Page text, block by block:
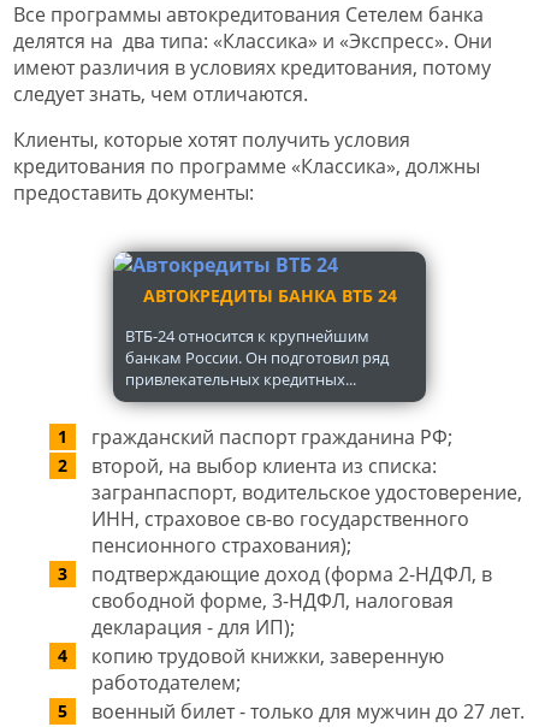
Все программы автокредитования Сетелем банка
делятся на два типа: «Классика» и «Экспресс». Они
имеют различия в условиях кредитования, потому
следует знать, чем отличаются.
Клиенты, которые хотят получить условия
кредитования по программе «Классика», должны
предоставить документы:
АВТОКРЕДИТЫ БАНКА ВТБ 24
ВТБ-24 относится к крупнейшим
банкам России. Он подготовил ряд
привлекательных кредитных...
гражданский паспорт гражданина РФ;
второй, на выбор клиента из списка:
загранпаспорт, водительское удостоверение,
ИНН, страховое св-во государственного
пенсионного страхования);
подтверждающие доход (форма 2-НДФЛ, в
свободной форме, 3-НДФЛ, налоговая
декларация - для ИП);
копию трудовой книжки, заверенную
работодателем;
военный билет - только для мужчин до 27 лет.